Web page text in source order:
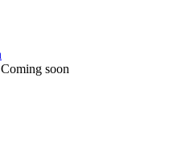
Coming soon